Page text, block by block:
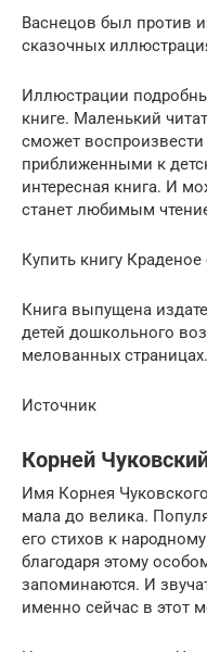
Васнецов был против
сказочных
Иллюстрации
книге. Маленький
сможет
приближенными к
интересная книга. И
станет любимым
Купить книгу
Книга выпущена
детей дошкольного
мелованных страницах.
Источник
Корней
Имя Корнея
мала до велика.
его стихов к
благодаря этому
запоминаются. И
именно сейчас в этот